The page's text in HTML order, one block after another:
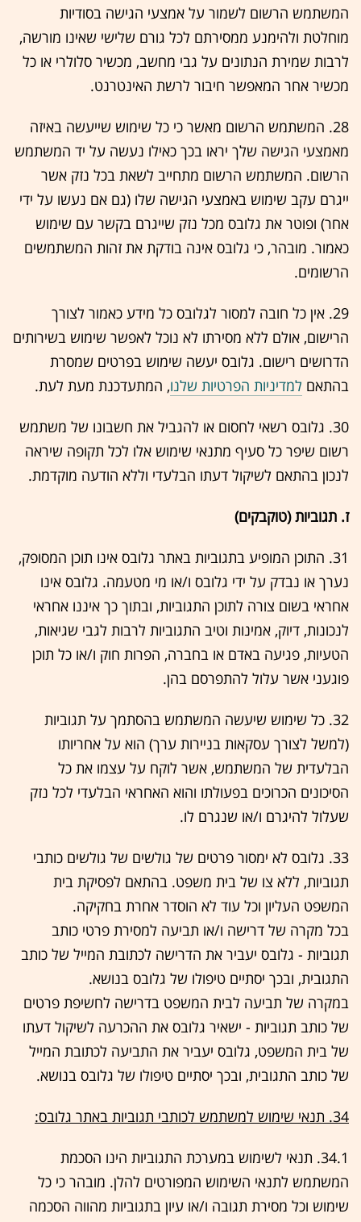
המשתמש הרשום לשמור על אמצעי הגישה בסודיות
מוחלטת ולהימנע ממסירתם לכל גורם שלישי שאינו מורשה,
לרבות שמירת הנתונים על גבי מחשב, מכשיר סלולרי או כל
מכשיר אחר המאפשר חיבור לרשת האינטרנט.
28. המשתמש הרשום מאשר כי כל שימוש שייעשה באיזה
מאמצעי הגישה שלך יראו בכך כאילו נעשה על יד המשתמש
הרשום. המשתמש הרשום מתחייב לשאת בכל נזק אשר
ייגרם עקב שימוש באמצעי הגישה שלו (גם אם נעשו על ידי
אחר) ופוטר את גלובס מכל נזק שייגרם בקשר עם שימוש
כאמור. מובהר, כי גלובס אינה בודקת את זהות המשתמשים
הרשומים.
29. אין כל חובה למסור לגלובס כל מידע כאמור לצורך
הרישום, אולם ללא מסירתו לא נוכל לאפשר שימוש בשירותים
הדרושים רישום. גלובס יעשה שימוש בפרטים שמסרת
בהתאם למדיניות הפרטיות שלנו, המתעדכנת מעת לעת.
30. גלובס רשאי לחסום או להגביל את חשבונו של משתמש
רשום שיפר כל סעיף מתנאי שימוש אלו לכל תקופה שיראה
לנכון בהתאם לשיקול דעתו הבלעדי וללא הודעה מוקדמת.
ז. תגוביות (טוקבקים)
31. התוכן המופיע בתגוביות באתר גלובס אינו תוכן המסופק,
נערך או נבדק על ידי גלובס ו/או מי מטעמה. גלובס אינו
אחראי בשום צורה לתוכן התגוביות, ובתוך כך איננו אחראי
לנכונות, דיוק, אמינות וטיב התגוביות לרבות לגבי שגיאות,
הטעיות, פגיעה באדם או בחברה, הפרות חוק ו/או כל תוכן
פוגעני אשר עלול להתפרסם בהן.
32. כל שימוש שיעשה המשתמש בהסתמך על תגוביות
(למשל לצורך עסקאות בניירות ערך) הוא על אחריותו
הבלעדית של המשתמש, אשר לוקח על עצמו את כל
הסיכונים הכרוכים בפעולתו והוא האחראי הבלעדי לכל נזק
שעלול להיגרם ו/או שנגרם לו.
33. גלובס לא ימסור פרטים של גולשים של גולשים כותבי
תגוביות, ללא צו של בית משפט. בהתאם לפסיקת בית
המשפט העליון וכל עוד לא הוסדר אחרת בחקיקה.
בכל מקרה של דרישה ו/או תביעה למסירת פרטי כותב
תגוביות - גלובס יעביר את הדרישה לכתובת המייל של כותב
התגובית, ובכך יסתיים טיפולו של גלובס בנושא.
במקרה של תביעה לבית המשפט בדרישה לחשיפת פרטים
של כותב תגוביות - ישאיר גלובס את ההכרעה לשיקול דעתו
של בית המשפט, גלובס יעביר את התביעה לכתובת המייל
של כותב התגובית, ובכך יסתיים טיפולו של גלובס בנושא.
34. תנאי שימוש למשתמש לכותבי תגוביות באתר גלובס:
34.1. תנאי לשימוש במערכת התגוביות הינו הסכמת
המשתמש לתנאי השימוש המפורטים להלן. מובהר כי כל
שימוש וכל מסירת תגובה ו/או עיון בתגוביות מהווה הסכמה